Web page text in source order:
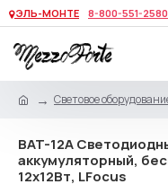
ЭЛЬ-МОНТЕ 8-800-551-2580
Световое
BAT-12A
аккумуляторный,
12х12Вт, LFocus